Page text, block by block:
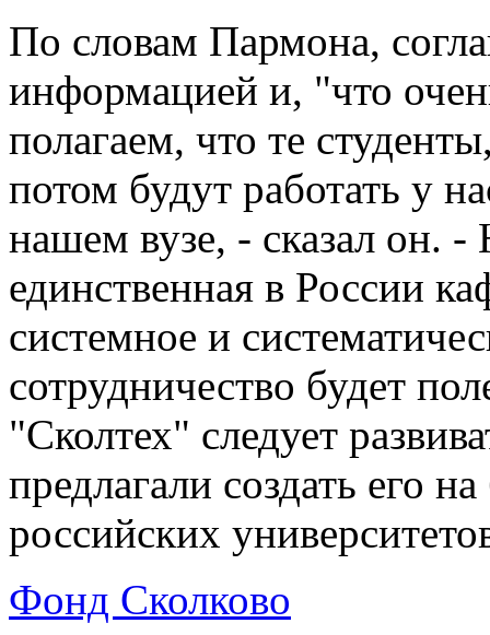
По словам Пармона,
информацией и, "что
полагаем, что те
потом будут работать у
нашем вузе, - сказал он. -
единственная в России
системное и
сотрудничество будет
"Сколтех" следует
предлагали создать его
российских
Фонд Сколково